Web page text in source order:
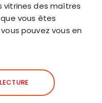
vitrines des maîtres
vous êtes
pouvez vous en